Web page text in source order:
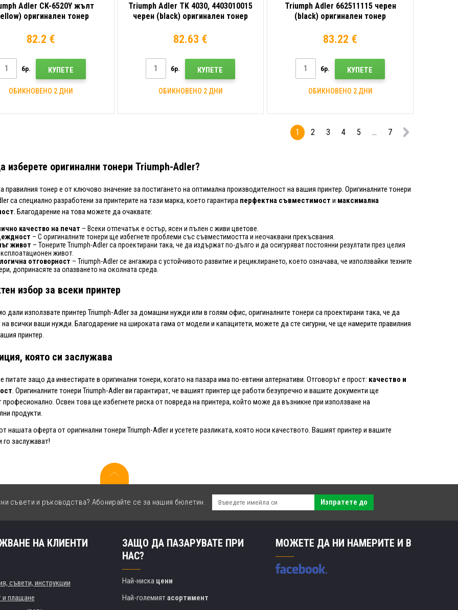
Adler CK-6520Y жълт
оригинален тонер
82.2 €
бр. КУПЕТЕ
ОБИКНОВЕНО 2 ДНИ
Triumph Adler TK 4030, 4403010015
черен (black) оригинален тонер
82.63 €
бр. КУПЕТЕ
ОБИКНОВЕНО 2 ДНИ
Triumph Adler 662511115 черен
(black) оригинален тонер
83.22 €
бр. КУПЕТЕ
ОБИКНОВЕНО 2 ДНИ
1 2 3 4 5 ... 7
изберете оригинални тонери Triumph-Adler?
правилния тонер е от ключово значение за постигането на оптимална производителност на вашия принтер. Оригиналните тонери
са специално разработени за принтерите на тази марка, което гарантира перфектна съвместимост и максимална
. Благодарение на това можете да очаквате:
качество на печат – Всеки отпечатък е остър, ясен и пълен с живи цветове.
– С оригиналните тонери ще избегнете проблеми със съвместимостта и неочаквани прекъсвания.
живот – Тонерите Triumph-Adler са проектирани така, че да издържат по-дълго и да осигуряват постоянни резултати през целия
живот.
отговорност – Triumph-Adler се ангажира с устойчивото развитие и рециклирането, което означава, че използвайки техните
допринасяте за опазването на околната среда.
избор за всеки принтер
дали използвате принтер Triumph-Adler за домашни нужди или в голям офис, оригиналните тонери са проектирани така, че да
на всички ваши нужди. Благодарение на широката гама от модели и капацитети, можете да сте сигурни, че ще намерите правилния
принтер.
която си заслужава
питате защо да инвестирате в оригинални тонери, когато на пазара има по-евтини алтернативи. Отговорът е прост: качество и
. Оригиналните тонери Triumph-Adler ви гарантират, че вашият принтер ще работи безупречно и вашите документи ще
професионално. Освен това ще избегнете риска от повреда на принтера, който може да възникне при използване на
продукти.
нашата оферта от оригинални тонери Triumph-Adler и усетете разликата, която носи качеството. Вашият принтер и вашите
го заслужават!
съвети и ръководства? Абонирайте се за нашия бюлетин. Изпратете до
НА КЛИЕНТИ
съвети, инструкции
и плащане
ЗАЩО ДА ПАЗАРУВАТЕ ПРИ
НАС?
Най-ниска цени
Най-големиятасортимент
МОЖЕТЕ ДА НИ НАМЕРИТЕ И В